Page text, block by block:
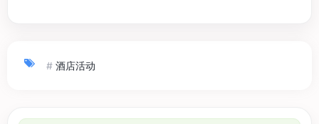
# 酒店活动